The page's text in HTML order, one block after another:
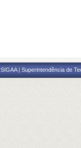
SIGAA | Superintendência de